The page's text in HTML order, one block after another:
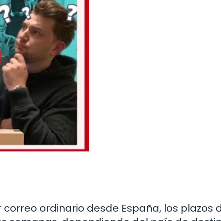
ordinario desde España, los plazos